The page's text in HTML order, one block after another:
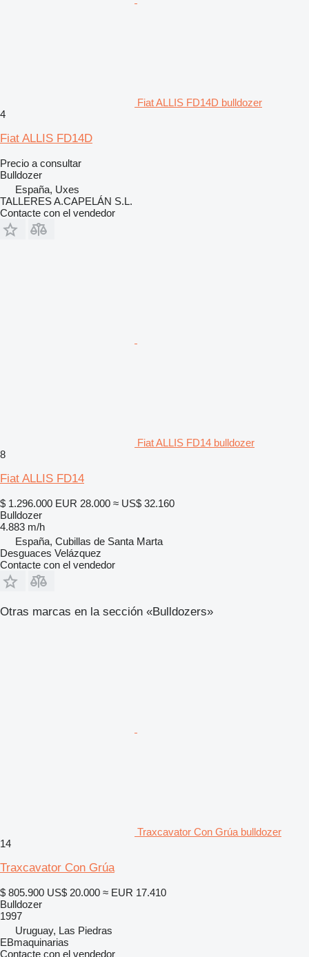
Fiat ALLIS FD14D bulldozer
4
Fiat ALLIS FD14D
Precio a consultar
Bulldozer
España, Uxes
TALLERES A.CAPELÁN S.L.
Contacte con el vendedor
Fiat ALLIS FD14 bulldozer
8
Fiat ALLIS FD14
$ 1.296.000 EUR 28.000 ≈ US$ 32.160
Bulldozer
4.883 m/h
España, Cubillas de Santa Marta
Desguaces Velázquez
Contacte con el vendedor
Otras marcas en la sección «Bulldozers»
Traxcavator Con Grúa bulldozer
14
Traxcavator Con Grúa
$ 805.900 US$ 20.000 ≈ EUR 17.410
Bulldozer
1997
Uruguay, Las Piedras
EBmaquinarias
Contacte con el vendedor